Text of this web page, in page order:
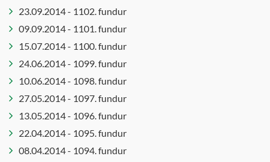
23.09.2014 - 1102. fundur
09.09.2014 - 1101. fundur
15.07.2014 - 1100. fundur
24.06.2014 - 1099. fundur
10.06.2014 - 1098. fundur
27.05.2014 - 1097. fundur
13.05.2014 - 1096. fundur
22.04.2014 - 1095. fundur
08.04.2014 - 1094. fundur